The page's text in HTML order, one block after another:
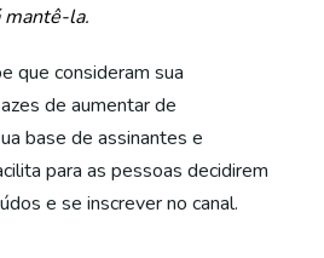
mantê-la.
que consideram sua
de aumentar de
base de assinantes e
para as pessoas decidirem
e se inscrever no canal.